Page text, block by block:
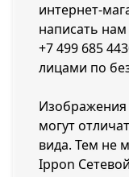
интернет-
написать
+7 499 685
лицами по
Изображения
могут
вида. Тем не
Ippon